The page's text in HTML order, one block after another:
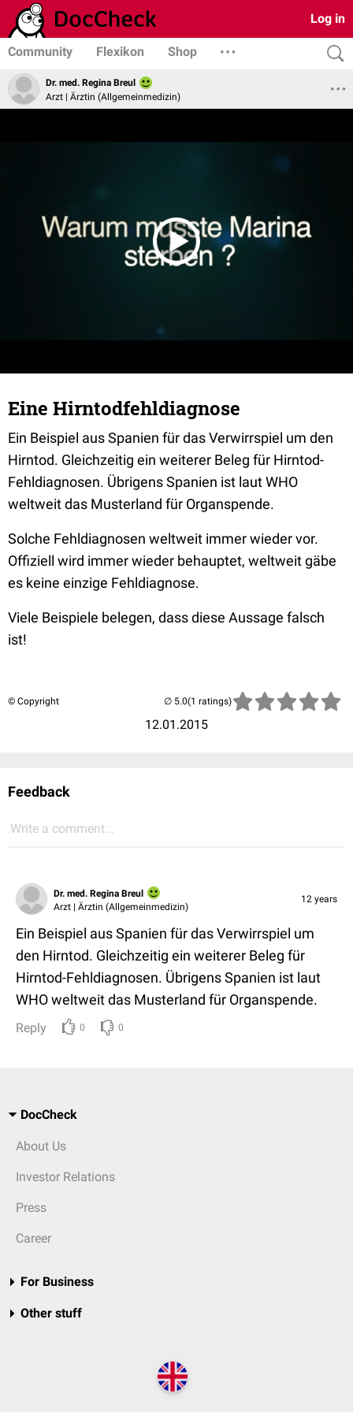
Log in
Community Flexikon Shop
Dr. med. Regina Breul
Arzt | Ärztin (Allgemeinmedizin)
Eine Hirntodfehldiagnose
Ein Beispiel aus Spanien für das Verwirrspiel um den
Hirntod. Gleichzeitig ein weiterer Beleg für Hirntod-
Fehldiagnosen. Übrigens Spanien ist laut WHO
weltweit das Musterland für Organspende.
Solche Fehldiagnosen weltweit immer wieder vor.
Offiziell wird immer wieder behauptet, weltweit gäbe
es keine einzige Fehldiagnose.
Viele Beispiele belegen, dass diese Aussage falsch
ist!
© Copyright
12.01.2015
(1 ratings)
Feedback
Write a comment...
Dr. med. Regina Breul
Arzt | Ärztin (Allgemeinmedizin)
12 years
Ein Beispiel aus Spanien für das Verwirrspiel um
den Hirntod. Gleichzeitig ein weiterer Beleg für
Hirntod-Fehldiagnosen. Übrigens Spanien ist laut
WHO weltweit das Musterland für Organspende.
Reply 0 0
DocCheck
About Us
Investor Relations
Press
Career
For Business
Other stuff